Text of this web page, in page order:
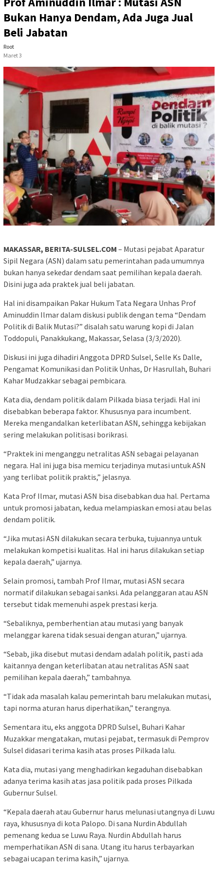
Bukan Hanya Dendam, Ada Juga Jual
Beli Jabatan
Root
Maret 3
MAKASSAR, BERITA-SULSEL.COM – Mutasi pejabat Aparatur
Sipil Negara (ASN) dalam satu pemerintahan pada umumnya
bukan hanya sekedar dendam saat pemilihan kepala daerah.
Disini juga ada praktek jual beli jabatan.
Hal ini disampaikan Pakar Hukum Tata Negara Unhas Prof
Aminuddin Ilmar dalam diskusi publik dengan tema “Dendam
Politik di Balik Mutasi?” disalah satu warung kopi di Jalan
Toddopuli, Panakkukang, Makassar, Selasa (3/3/2020).
Diskusi ini juga dihadiri Anggota DPRD Sulsel, Selle Ks Dalle,
Pengamat Komunikasi dan Politik Unhas, Dr Hasrullah, Buhari
Kahar Mudzakkar sebagai pembicara.
Kata dia, dendam politik dalam Pilkada biasa terjadi. Hal ini
disebabkan beberapa faktor. Khususnya para incumbent.
Mereka mengandalkan keterlibatan ASN, sehingga kebijakan
sering melakukan politisasi borikrasi.
“Praktek ini menganggu netralitas ASN sebagai pelayanan
negara. Hal ini juga bisa memicu terjadinya mutasi untuk ASN
yang terlibat politik praktis,” jelasnya.
Kata Prof Ilmar, mutasi ASN bisa disebabkan dua hal. Pertama
untuk promosi jabatan, kedua melampiaskan emosi atau belas
dendam politik.
“Jika mutasi ASN dilakukan secara terbuka, tujuannya untuk
melakukan kompetisi kualitas. Hal ini harus dilakukan setiap
kepala daerah,” ujarnya.
Selain promosi, tambah Prof Ilmar, mutasi ASN secara
normatif dilakukan sebagai sanksi. Ada pelanggaran atau ASN
tersebut tidak memenuhi aspek prestasi kerja.
“Sebaliknya, pemberhentian atau mutasi yang banyak
melanggar karena tidak sesuai dengan aturan,” ujarnya.
“Sebab, jika disebut mutasi dendam adalah politik, pasti ada
kaitannya dengan keterlibatan atau netralitas ASN saat
pemilihan kepala daerah,” tambahnya.
“Tidak ada masalah kalau pemerintah baru melakukan mutasi,
tapi norma aturan harus diperhatikan,” terangnya.
Sementara itu, eks anggota DPRD Sulsel, Buhari Kahar
Muzakkar mengatakan, mutasi pejabat, termasuk di Pemprov
Sulsel didasari terima kasih atas proses Pilkada lalu.
Kata dia, mutasi yang menghadirkan kegaduhan disebabkan
adanya terima kasih atas jasa politik pada proses Pilkada
Gubernur Sulsel.
“Kepala daerah atau Gubernur harus melunasi utangnya di Luwu
raya, khususnya di kota Palopo. Di sana Nurdin Abdullah
pemenang kedua se Luwu Raya. Nurdin Abdullah harus
memperhatikan ASN di sana. Utang itu harus terbayarkan
sebagai ucapan terima kasih,” ujarnya.